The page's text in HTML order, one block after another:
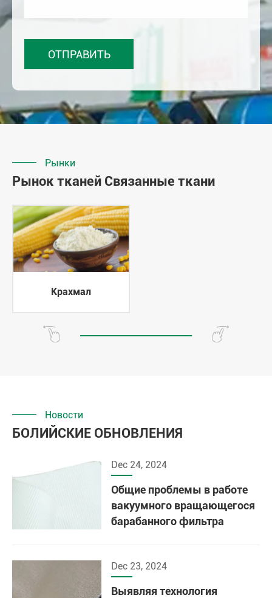
Рынки
Рынок тканей Связанные ткани
Крахмал
Новости
БОЛИЙСКИЕ ОБНОВЛЕНИЯ
Dec 24, 2024
Общие проблемы в работе
вакуумного вращающегося
барабанного фильтра
Dec 23, 2024
Выявляя технология